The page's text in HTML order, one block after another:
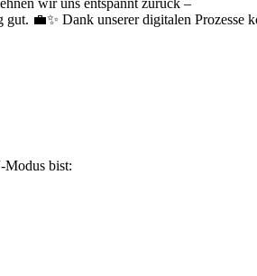
wir uns entspannt zurück –
💼✨ Dank unserer digitalen
Modus bist: